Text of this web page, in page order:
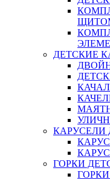
ДЕТСКИЕ
КАРУСЕЛИ
ГОРКИ